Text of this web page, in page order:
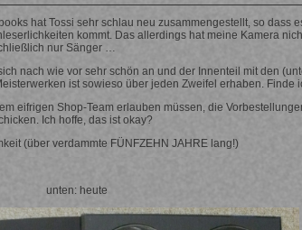
hat Tossi sehr schlau neu zusammengestellt, so dass
kommt. Das allerdings hat meine Kamera
nur Sänger …
nach wie vor sehr schön an und der Innenteil mit den
ist sowieso über jeden Zweifel erhaben. Finde
eifrigen Shop-Team erlauben müssen, die
Ich hoffe, das ist okay?
(über verdammte FÜNFZEHN JAHRE lang!)
heute